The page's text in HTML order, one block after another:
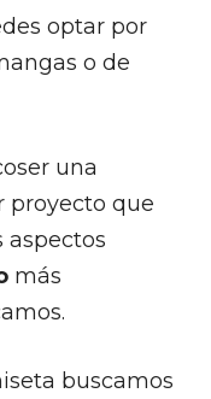
optar por
o de
una
proyecto que
aspectos
más
buscamos